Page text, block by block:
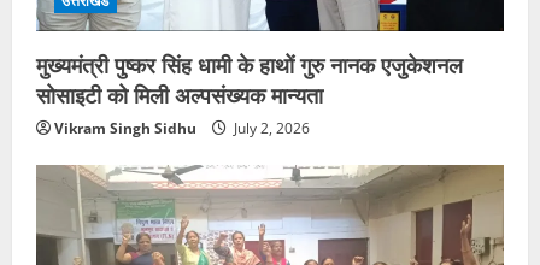
मुख्यमंत्री पुष्कर सिंह धामी के हाथों गुरु नानक एजुकेशनल
सोसाइटी को मिली अल्पसंख्यक मान्यता
Vikram Singh Sidhu July 2, 2026